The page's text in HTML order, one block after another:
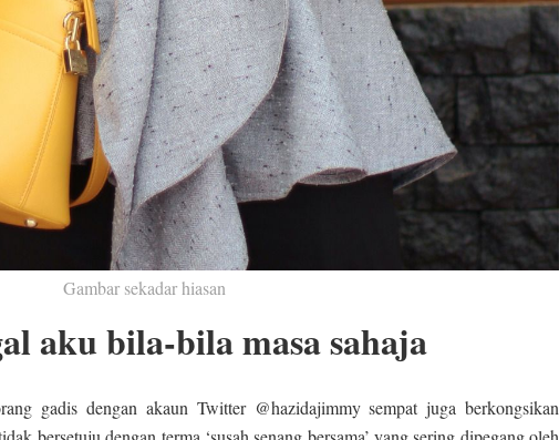
Gambar sekadar hiasan
aku bila-bila masa sahaja
gadis dengan akaun Twitter @hazidajimmy sempat juga berkongsikan